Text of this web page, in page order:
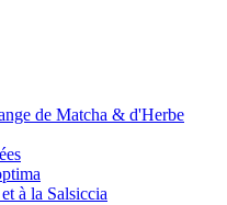
de Matcha & d'Herbe
à la Salsiccia